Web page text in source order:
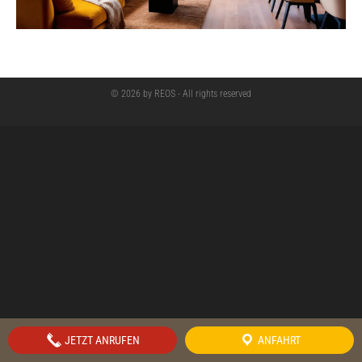
© 2026 by REOS - All rights reserved
JETZT ANRUFEN ANFAHRT